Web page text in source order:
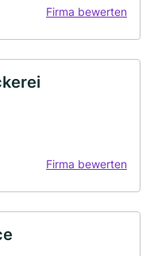
Firma bewerten
Firma bewerten